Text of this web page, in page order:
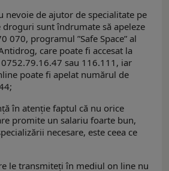
nevoie de ajutor de specialitate pe
sunt îndrumate să apeleze
070, programul ”Safe Space” al
care poate fi accesat la
sau 116.111, iar
poate fi apelat numărul de
în atenție faptul că nu orice
promite un salariu foarte bun,
necesare, este ceea ce
le transmiteți în mediul on line nu